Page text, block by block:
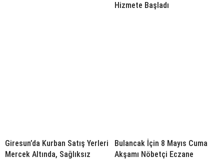
Hizmete Başladı
Giresun’da Kurban Satış Yerleri
Mercek Altında, Sağlıksız
Bulancak İçin 8 Mayıs Cuma
Akşamı Nöbetçi Eczane